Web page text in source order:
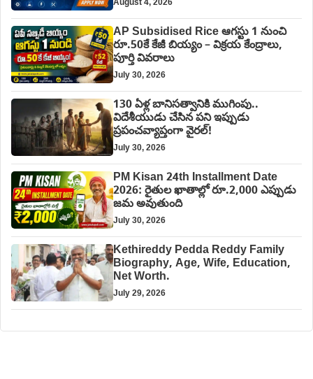
AP Subsidised Rice ఆగస్టు 1 నుంచి
రూ.50కే కేజీ బియ్యం – విక్రయ కేంద్రాలు,
పూర్తి వివరాలు
July 30, 2026
130 ఏళ్ల బానిసత్వానికి ముగింపు..
విదేశీయుడు చేసిన పని ఇప్పుడు
ప్రపంచవ్యాప్తంగా వైరల్!
July 30, 2026
PM Kisan 24th Installment Date
2026: రైతుల ఖాతాల్లో రూ.2,000 ఎప్పుడు
జమ అవుతుంది
July 30, 2026
Kethireddy Pedda Reddy Family
Biography, Age, Wife, Education,
Net Worth.
July 29, 2026